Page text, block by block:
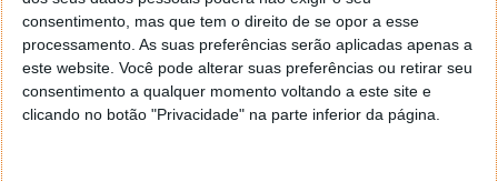
consentimento, mas que tem o direito de se opor a esse
processamento. As suas preferências serão aplicadas apenas a
este website. Você pode alterar suas preferências ou retirar seu
consentimento a qualquer momento voltando a este site e
clicando no botão "Privacidade" na parte inferior da página.
responsabilidades como consultor, após a Tesla,
outra das suas empresas, ter reportado uma queda
de 71% no lucro líquido no primeiro trimestre do ano.